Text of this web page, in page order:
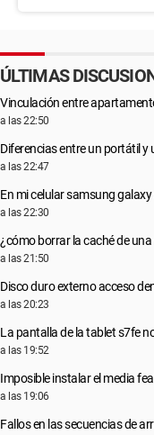
ÚLTIMAS
Vinculación entre
a las 22:50
Diferencias entre un portátil y
a las 22:47
En mi celular samsung
a las 22:30
¿cómo borrar la caché de
a las 21:50
Disco duro externo acceso
a las 20:23
La pantalla de la tablet s7fe
a las 19:52
Imposible instalar el media
a las 19:06
Fallos en las secuencias de